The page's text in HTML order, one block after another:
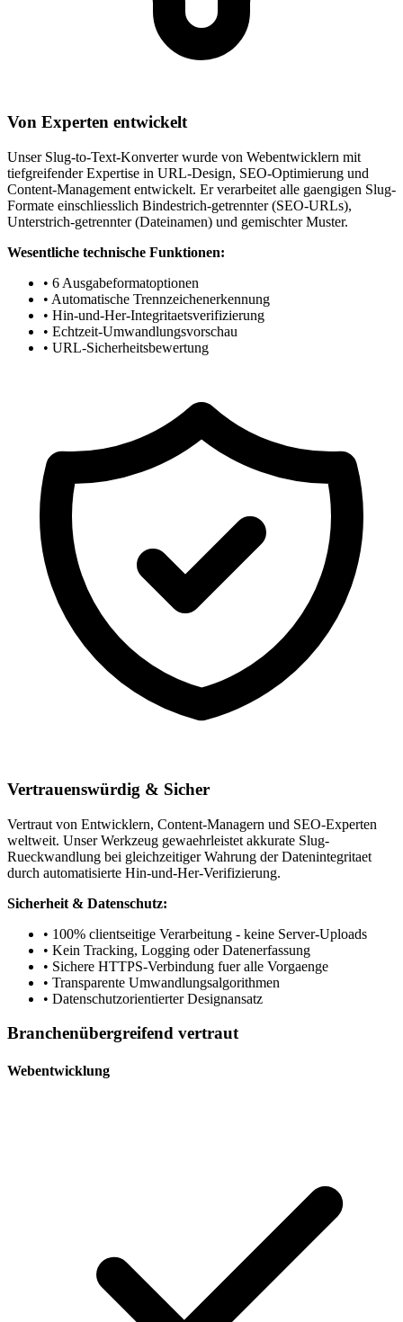
Von Experten entwickelt
Unser Slug-to-Text-Konverter wurde von Webentwicklern mit
tiefgreifender Expertise in URL-Design, SEO-Optimierung und
Content-Management entwickelt. Er verarbeitet alle gaengigen Slug-
Formate einschliesslich Bindestrich-getrennter (SEO-URLs),
Unterstrich-getrennter (Dateinamen) und gemischter Muster.
Wesentliche technische Funktionen:
• 6 Ausgabeformatoptionen
• Automatische Trennzeichenerkennung
• Hin-und-Her-Integritaetsverifizierung
• Echtzeit-Umwandlungsvorschau
• URL-Sicherheitsbewertung
Vertrauenswürdig & Sicher
Vertraut von Entwicklern, Content-Managern und SEO-Experten
weltweit. Unser Werkzeug gewaehrleistet akkurate Slug-
Rueckwandlung bei gleichzeitiger Wahrung der Datenintegritaet
durch automatisierte Hin-und-Her-Verifizierung.
Sicherheit & Datenschutz:
• 100% clientseitige Verarbeitung - keine Server-Uploads
• Kein Tracking, Logging oder Datenerfassung
• Sichere HTTPS-Verbindung fuer alle Vorgaenge
• Transparente Umwandlungsalgorithmen
• Datenschutzorientierter Designansatz
Branchenübergreifend vertraut
Webentwicklung